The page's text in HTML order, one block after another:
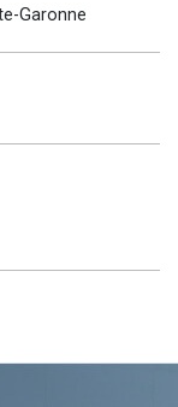
Garonne